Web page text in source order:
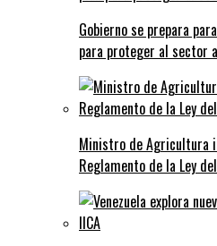
Gobierno se prepara
para proteger al sector
Ministro de Agricultura
Reglamento de la Ley